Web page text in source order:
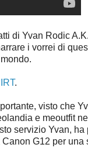
di Yvan Rodic
i vorrei di
.
visto che
e meoutfit
servizio Yvan, ha
G12 per una